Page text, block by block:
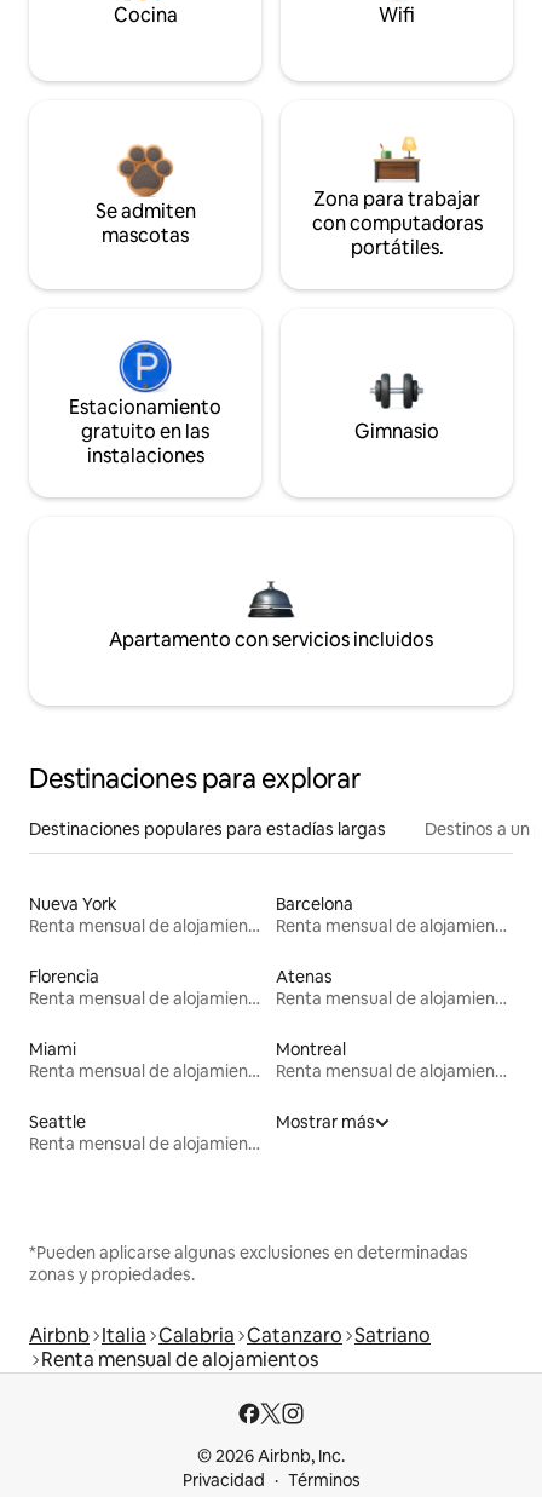
Cocina Wifi
Se admiten
mascotas
Zona para trabajar
con computadoras
portátiles.
Estacionamiento
gratuito en las
instalaciones
Gimnasio
Apartamento con servicios incluidos
Destinaciones para explorar
Destinaciones populares para estadías largas Destinos a un
Nueva York
Renta mensual de alojamientos
Barcelona
Renta mensual de alojamientos
Florencia
Renta mensual de alojamientos
Atenas
Renta mensual de alojamientos
Miami
Renta mensual de alojamientos
Montreal
Renta mensual de alojamientos
Seattle
Renta mensual de alojamientos
Mostrar más
*Pueden aplicarse algunas exclusiones en determinadas
zonas y propiedades.
Airbnb Italia Calabria Catanzaro Satriano
Renta mensual de alojamientos
© 2026 Airbnb, Inc.
Privacidad
Términos